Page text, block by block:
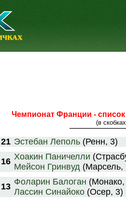
Чемпионат Франции -
(в
21 Эстебан Леполь (Ренн, 3)
16 Хоакин Паничелли
Мейсон Гринвуд (Марсель,
13 Фоларин Балоган
Лассин Синайоко (Осер, 3)